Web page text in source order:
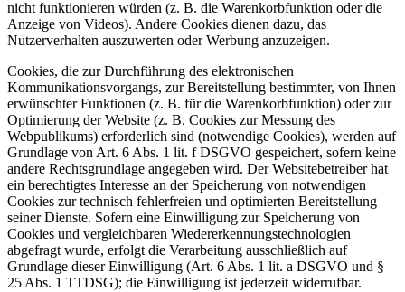
nicht funktionieren würden (z. B. die Warenkorbfunktion oder die
Anzeige von Videos). Andere Cookies dienen dazu, das
Nutzerverhalten auszuwerten oder Werbung anzuzeigen.
Cookies, die zur Durchführung des elektronischen
Kommunikationsvorgangs, zur Bereitstellung bestimmter, von Ihnen
erwünschter Funktionen (z. B. für die Warenkorbfunktion) oder zur
Optimierung der Website (z. B. Cookies zur Messung des
Webpublikums) erforderlich sind (notwendige Cookies), werden auf
Grundlage von Art. 6 Abs. 1 lit. f DSGVO gespeichert, sofern keine
andere Rechtsgrundlage angegeben wird. Der Websitebetreiber hat
ein berechtigtes Interesse an der Speicherung von notwendigen
Cookies zur technisch fehlerfreien und optimierten Bereitstellung
seiner Dienste. Sofern eine Einwilligung zur Speicherung von
Cookies und vergleichbaren Wiedererkennungstechnologien
abgefragt wurde, erfolgt die Verarbeitung ausschließlich auf
Grundlage dieser Einwilligung (Art. 6 Abs. 1 lit. a DSGVO und §
25 Abs. 1 TTDSG); die Einwilligung ist jederzeit widerrufbar.